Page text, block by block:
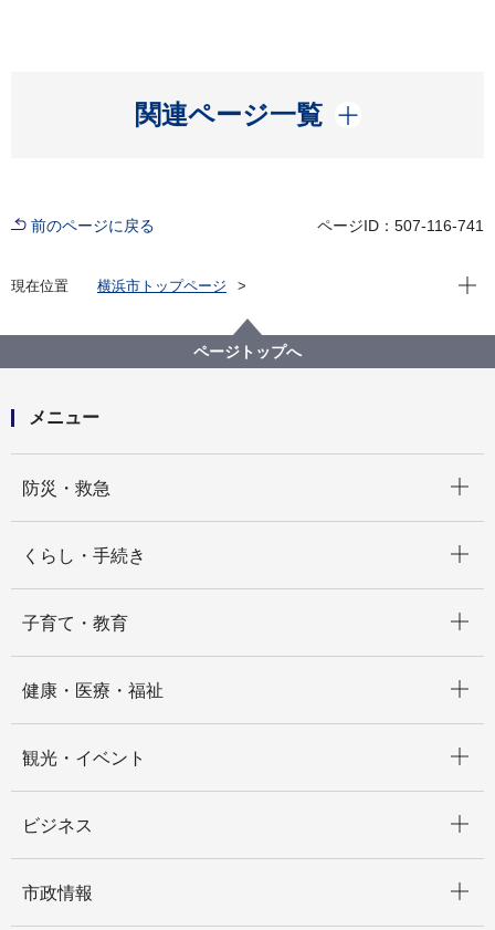
関連ページ一覧
開く
前のページに戻る ページID：507-116-741
現在位置
横浜市トップページ
総務局
確定申告はどこに（どの税務署に）提出すればいいの
ですか。区役所でも受け付けているのですか。
現在
ページトップへ
メニュー
防災・救急
くらし・手続き
子育て・教育
健康・医療・福祉
観光・イベント
ビジネス
市政情報